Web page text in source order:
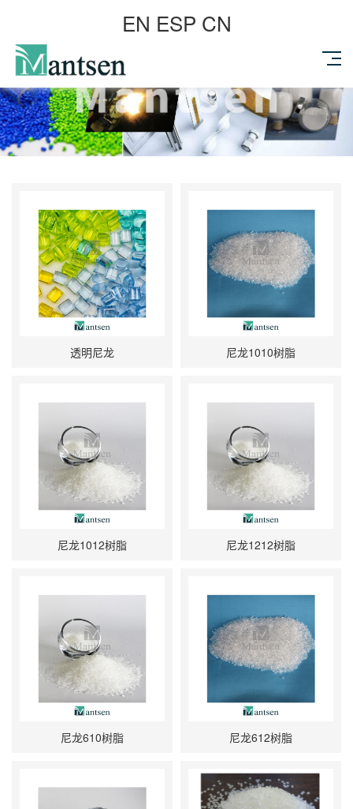
EN ESP CN
透明尼龙 尼龙1010树脂
尼龙1012树脂 尼龙1212树脂
尼龙610树脂 尼龙612树脂